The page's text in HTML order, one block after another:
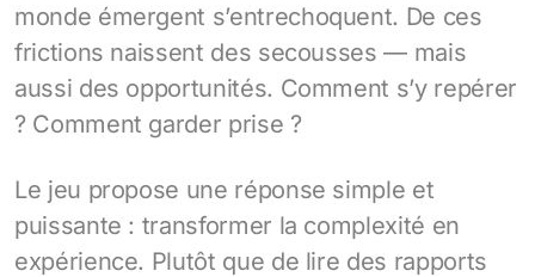
monde émergent s’entrechoquent. De ces
frictions naissent des secousses — mais
aussi des opportunités. Comment s’y repérer
? Comment garder prise ?
Le jeu propose une réponse simple et
puissante : transformer la complexité en
expérience. Plutôt que de lire des rapports